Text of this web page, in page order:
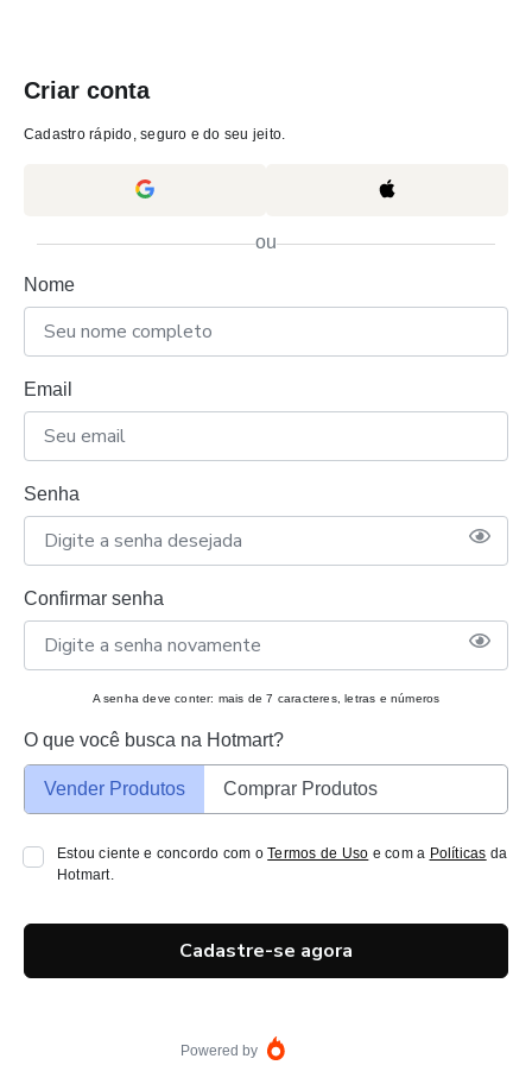
Criar conta
Cadastro rápido, seguro e do seu jeito.
ou
Nome
Email
Senha
Confirmar senha
A senha deve conter: mais de 7 caracteres, letras e números
O que você busca na Hotmart?
Vender Produtos Comprar Produtos
Estou ciente e concordo com oTermos de Uso e com a Políticas da
Hotmart.
Cadastre-se agora
Powered by